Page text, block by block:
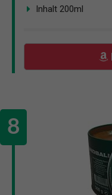
Inhalt 200ml